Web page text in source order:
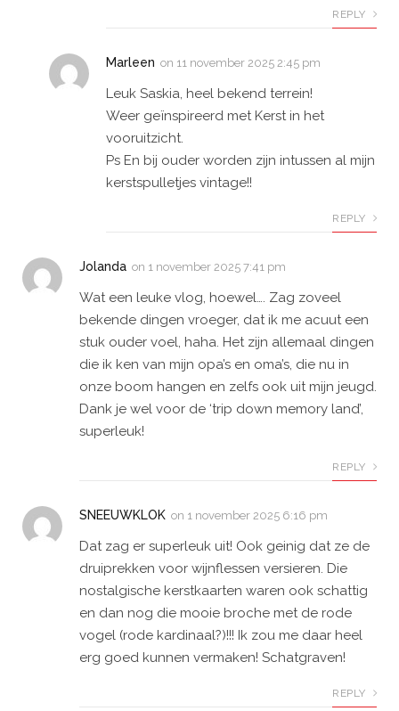
REPLY
Marleen on 11 november 2025 2:45 pm
Leuk Saskia, heel bekend terrein!
Weer geïnspireerd met Kerst in het
vooruitzicht.
Ps En bij ouder worden zijn intussen al mijn
kerstspulletjes vintage!!
REPLY
Jolanda on 1 november 2025 7:41 pm
Wat een leuke vlog, hoewel…. Zag zoveel
bekende dingen vroeger, dat ik me acuut een
stuk ouder voel, haha. Het zijn allemaal dingen
die ik ken van mijn opa’s en oma’s, die nu in
onze boom hangen en zelfs ook uit mijn jeugd.
Dank je wel voor de ‘trip down memory land’,
superleuk!
REPLY
SNEEUWKLOK on 1 november 2025 6:16 pm
Dat zag er superleuk uit! Ook geinig dat ze de
druiprekken voor wijnflessen versieren. Die
nostalgische kerstkaarten waren ook schattig
en dan nog die mooie broche met de rode
vogel (rode kardinaal?)!!! Ik zou me daar heel
erg goed kunnen vermaken! Schatgraven!
REPLY